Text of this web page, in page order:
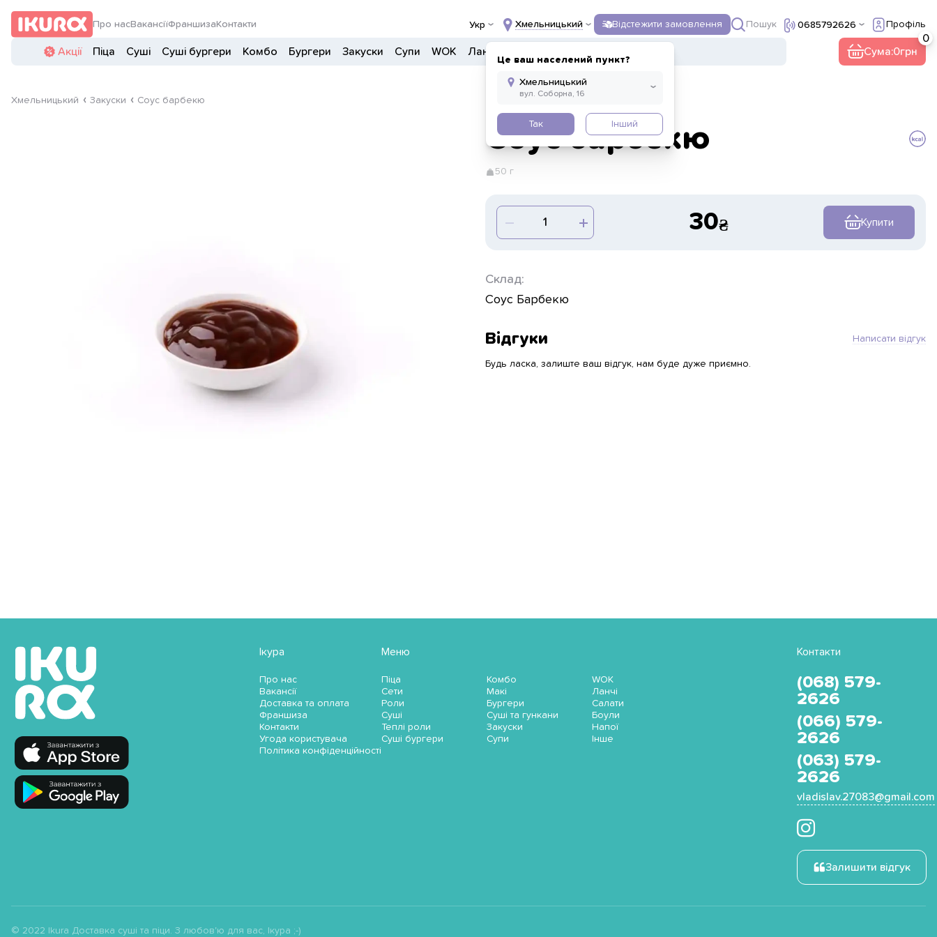
Про насВакансіїФраншиза Контакти Укр Хмельницький
Це ваш населений пункт?
Так Інший
Відстежити замовлення Пошук 0685792626 Профіль
Акції Піца Суші Суші бургери Комбо Бургери Закуски Супи WOK Ланчі Сума:0
Хмельницький Закуски Соус барбекю
Соус барбекю
50 г
30 Купити
Склад:
Соус Барбекю
Відгуки Написати відгук
Будь ласка, залиште ваш відгук, нам буде дуже приємно.
Ікура
Про нас
Вакансії
Доставка та оплата
Франшиза
Контакти
Угода користувача
Політика конфіденційності
Меню
Піца
Сети
Роли
Суші
Теплі роли
Суші бургери
Комбо
Макі
Бургери
Суші та гункани
Закуски
Супи
WOK
Ланчі
Салати
Боули
Напої
Інше
Контакти
(068) 579-
2626
(066) 579-
2626
(063) 579-
2626
vladislav.27083@gmail.com
Залишити відгук
© 2022 Ikura Доставка суші та піци. З любов'ю для вас, Ікура ;-)